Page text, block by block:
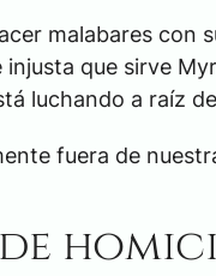
malabares con
que sirve
luchando a raíz
fuera de